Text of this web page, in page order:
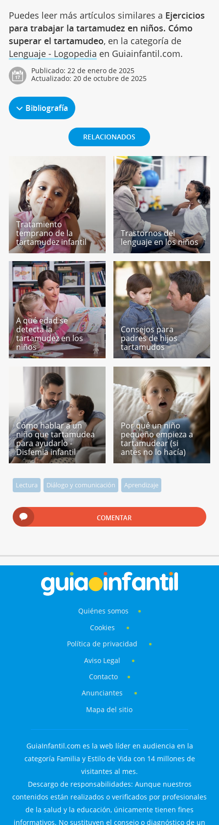
Puedes leer más artículos similares a Ejercicios
para trabajar la tartamudez en niños. Cómo
superar el tartamudeo, en la categoría de
Lenguaje - Logopedia en Guiainfantil.com.
Publicado: 22 de enero de 2025
Actualizado: 20 de octubre de 2025
Bibliografía
RELACIONADOS
Tratamiento
temprano de la
tartamudez infantil
Trastornos del
lenguaje en los niños
A qué edad se
detecta la
tartamudez en los
niños
Consejos para
padres de hijos
tartamudos
Cómo hablar a un
niño que tartamudea
para ayudarlo -
Disfemia infantil
Por qué un niño
pequeño empieza a
tartamudear (si
antes no lo hacía)
Lectura Diálogo y comunicación Aprendizaje
COMENTAR
Quiénes somos
Cookies
Política de privacidad
Aviso Legal
Contacto
Anunciantes
Mapa del sitio
GuiaInfantil.com es la web líder en audiencia en la
categoría Familia y Estilo de Vida con 14 millones de
visitantes al mes.
Descargo de responsabilidades: Aunque nuestros
contenidos están realizados o verificados por profesionales
de la salud y la educación, únicamente tienen fines
informativos. No sustituyen el consejo o diagnóstico de un